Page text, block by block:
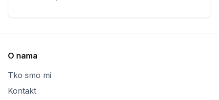
O nama
Tko smo mi
Kontakt